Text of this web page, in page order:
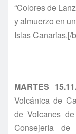
“Colores de
y almuerzo en
Islas Canarias.[/
MARTES
Volcánica de
de Volcanes
Consejería